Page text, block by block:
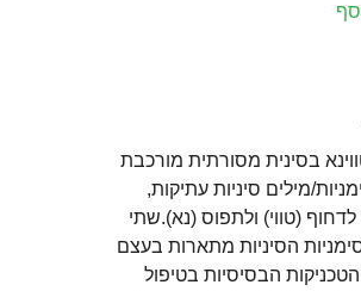
בסינית מסורתית מורכבת
מילים סיניות עתיקות,
לדחוף (טווי) ולתפוס (נא).שתי
הסיניות מתארות בעצם
הבסיסיות בטיפול